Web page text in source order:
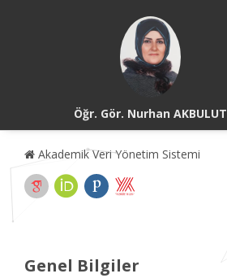
Öğr. Gör. Nurhan AKBULUT
Akademik Veri Yönetim Sistemi
Genel Bilgiler